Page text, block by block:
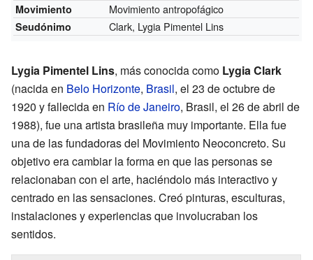
Movimiento Movimiento antropofágico
Seudónimo Clark, Lygia Pimentel Lins
Lygia Pimentel Lins, más conocida como Lygia Clark
(nacida en Belo Horizonte, Brasil, el 23 de octubre de
1920 y fallecida en Río de Janeiro, Brasil, el 26 de abril de
1988), fue una artista brasileña muy importante. Ella fue
una de las fundadoras del Movimiento Neoconcreto. Su
objetivo era cambiar la forma en que las personas se
relacionaban con el arte, haciéndolo más interactivo y
centrado en las sensaciones. Creó pinturas, esculturas,
instalaciones y experiencias que involucraban los
sentidos.